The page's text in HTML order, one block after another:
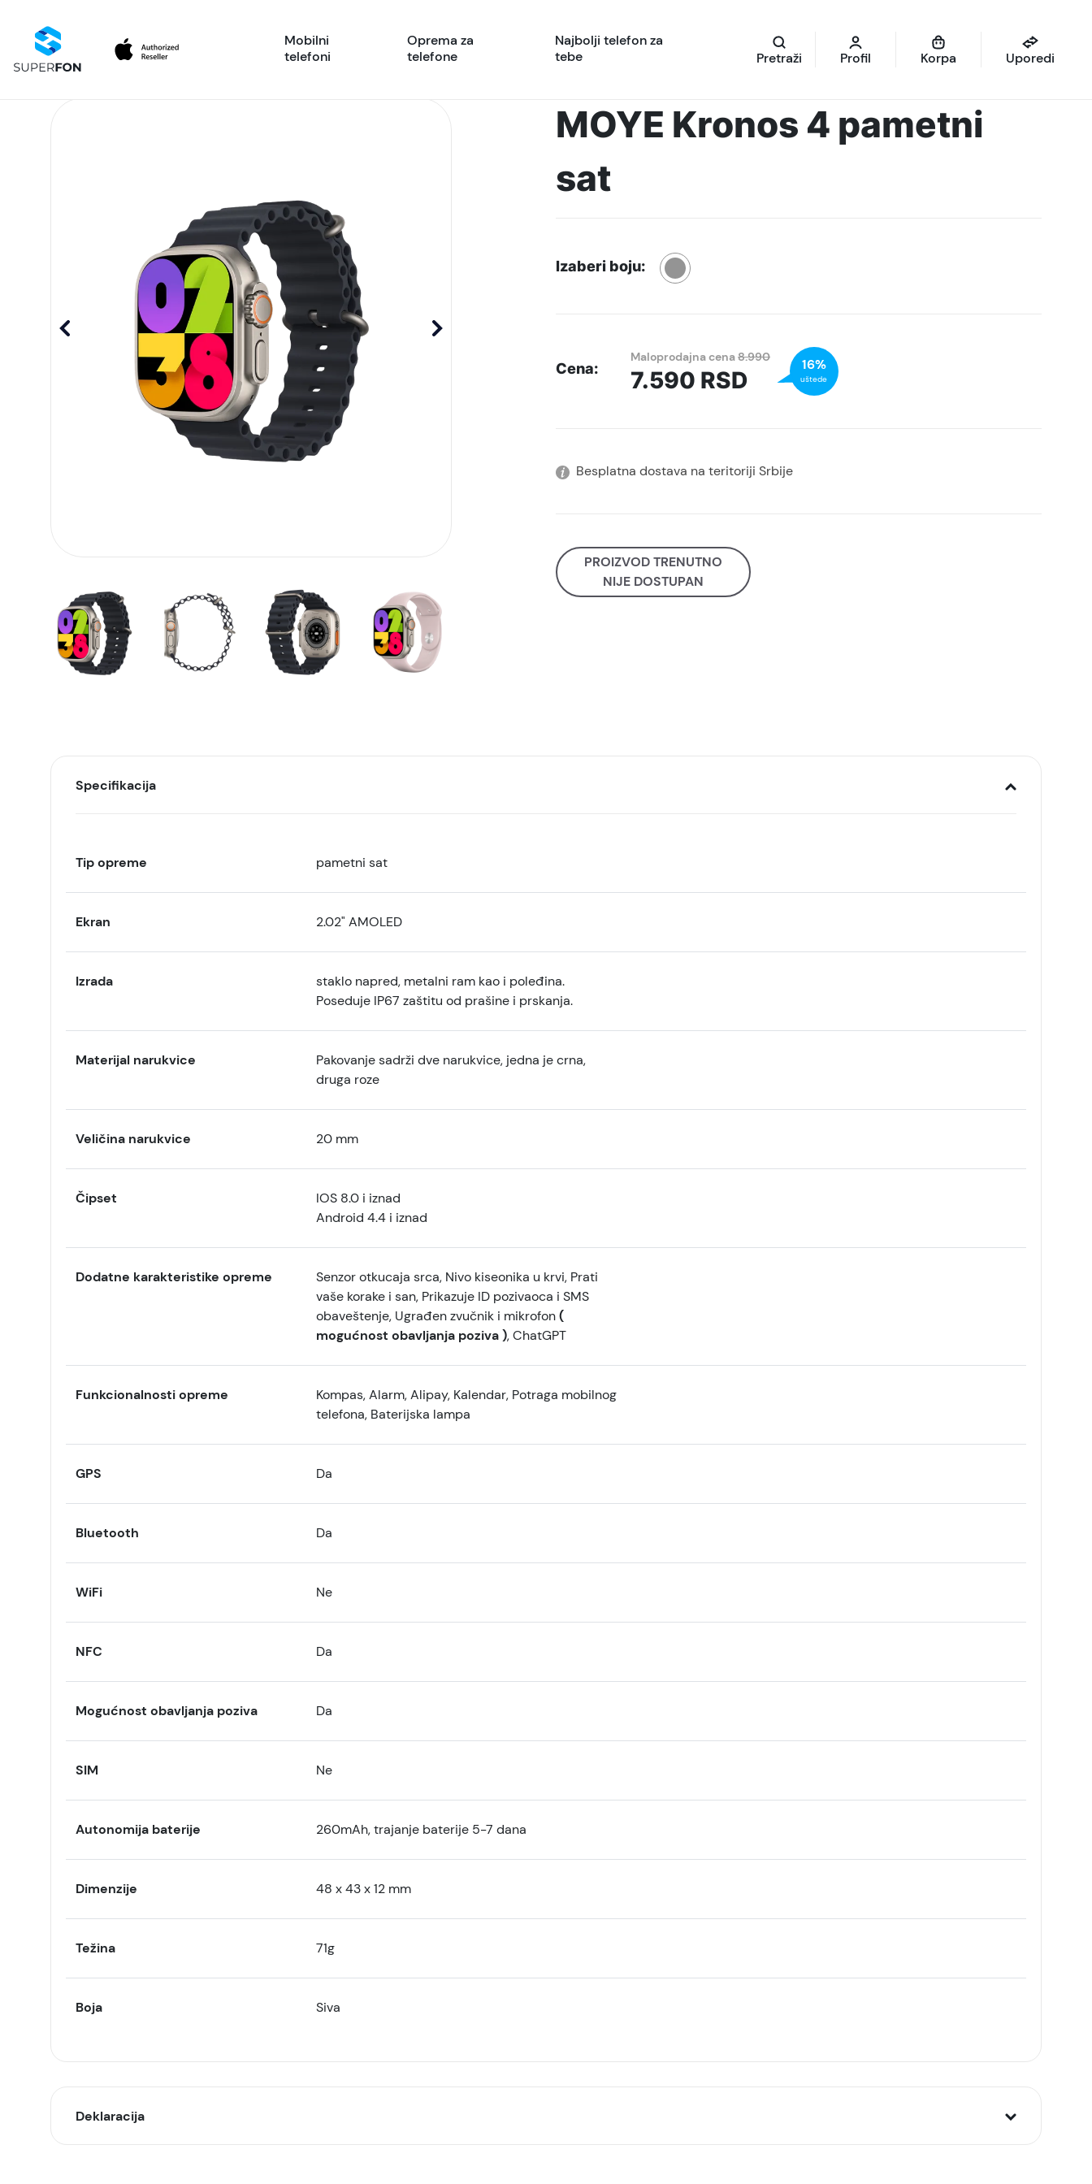
Mobilni
telefoni
Oprema za
telefone
Najbolji telefon za
tebe
Pretraži Profil Korpa Uporedi
MOYE Kronos 4 pametni
sat
Izaberi boju:
Cena:
Maloprodajna cena8.990
7.590 RSD
16%
uštede
Besplatna dostava na teritoriji Srbije
PROIZVOD TRENUTNO
NIJE DOSTUPAN
Specifikacija
Tip opreme pametni sat
Ekran 2.02" AMOLED
Izrada
staklo napred, metalni ram kao i poleđina.
Poseduje IP67 zaštitu od prašine i prskanja.
Materijal narukvice
Pakovanje sadrži dve narukvice, jedna je crna,
druga roze
Veličina narukvice 20 mm
Čipset
IOS 8.0 i iznad
Android 4.4 i iznad
Dodatne karakteristike opreme
Senzor otkucaja srca, Nivo kiseonika u krvi, Prati
vaše korake i san, Prikazuje ID pozivaoca i SMS
obaveštenje, Ugrađen zvučnik i mikrofon(
mogućnost obavljanja poziva ), ChatGPT
Funkcionalnosti opreme
Kompas, Alarm, Alipay, Kalendar, Potraga mobilnog
telefona, Baterijska lampa
GPS Da
Bluetooth Da
WiFi Ne
NFC Da
Mogućnost obavljanja poziva Da
SIM Ne
Autonomija baterije 260mAh, trajanje baterije 5-7 dana
Dimenzije 48 x 43 x 12 mm
Težina 71g
Boja Siva
Deklaracija